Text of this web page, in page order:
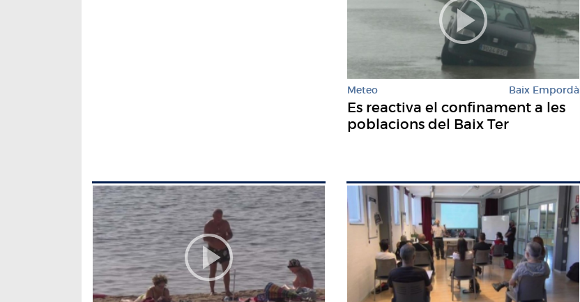
Meteo Baix Empordà
Es reactiva el confinament a les
poblacions del Baix Ter